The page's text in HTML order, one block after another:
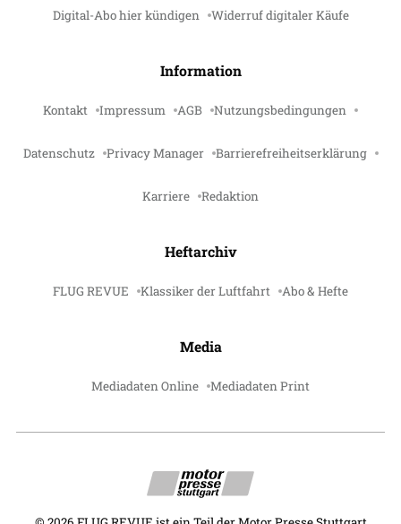
Digital-Abo hier kündigen Widerruf digitaler Käufe
Information
Kontakt Impressum AGB Nutzungsbedingungen
Datenschutz Privacy Manager Barrierefreiheitserklärung
Karriere Redaktion
Heftarchiv
FLUG REVUE Klassiker der Luftfahrt Abo & Hefte
Media
Mediadaten Online Mediadaten Print